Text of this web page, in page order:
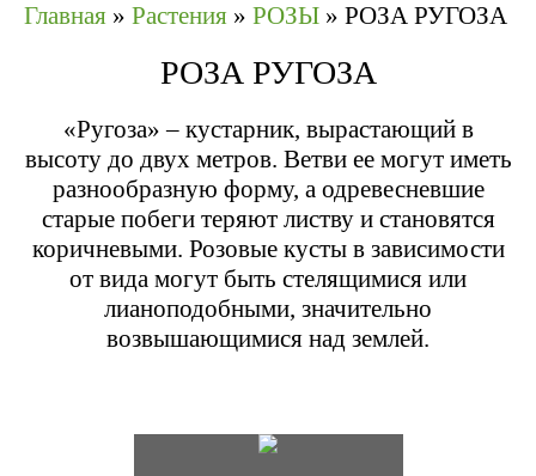
Главная » Растения » РОЗЫ » РОЗА РУГОЗА
РОЗА РУГОЗА
«Ругоза» – кустарник, вырастающий в
высоту до двух метров. Ветви ее могут иметь
разнообразную форму, а одревесневшие
старые побеги теряют листву и становятся
коричневыми. Розовые кусты в зависимости
от вида могут быть стелящимися или
лианоподобными, значительно
возвышающимися над землей.